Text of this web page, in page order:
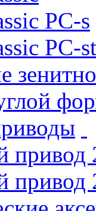
PC-s
PC-st
привод
привод